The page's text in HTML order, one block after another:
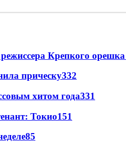
Крепкого орешка
прическу332
хитом года331
Токио151
85